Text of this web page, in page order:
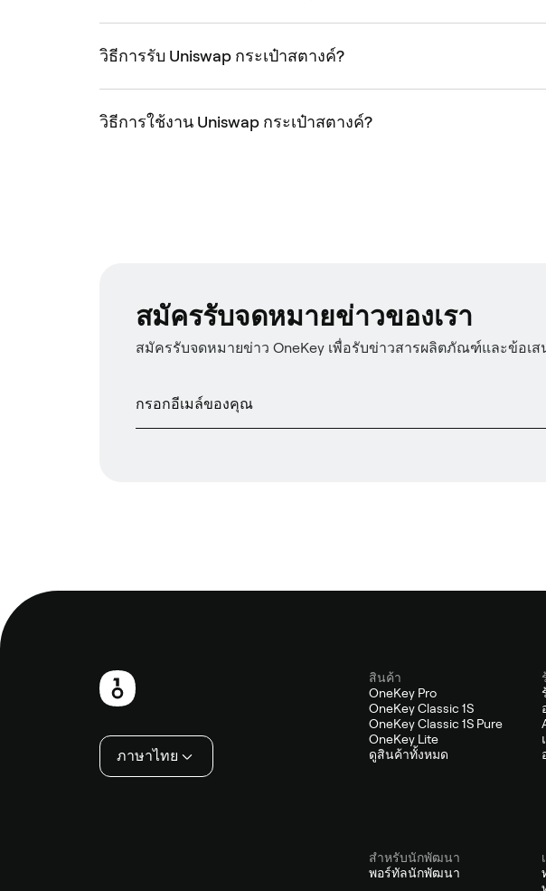
วิธีการรับ Uniswap กระเป๋าสตางค์?
วิธีการใช้งาน Uniswap กระเป๋าสตางค์?
สมัครรับจดหมายข่าวของเรา
สมัครรับจดหมายข่าว OneKey เพื่อรับข่าวสารผลิตภัณฑ์และข้อเ
ภาษาไทย
สินค้า
OneKey Pro
OneKey Classic 1S
OneKey Classic 1S Pure
OneKey Lite
ดูสินค้าทั้งหมด
สำหรับนักพัฒนา
พอร์ทัลนักพัฒนา